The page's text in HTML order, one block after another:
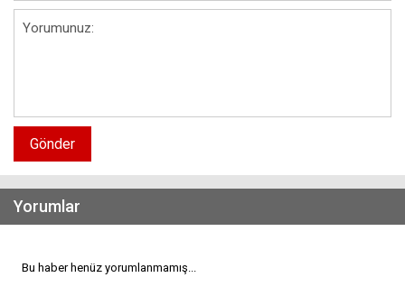
Gönder
Yorumlar
Bu haber henüz yorumlanmamış...